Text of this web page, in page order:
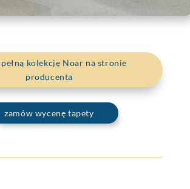
pełną kolekcję Noar na stronie
producenta
zamów wycenę tapety